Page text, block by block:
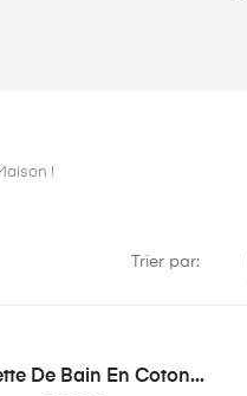
!
Trier par:
De Bain En Coton...